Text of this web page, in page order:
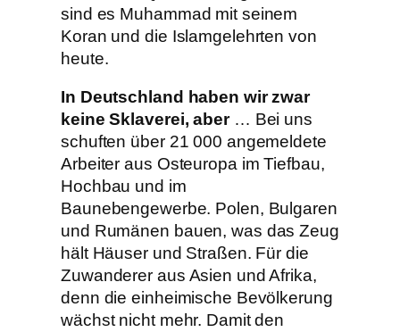
sind es Muhammad mit seinem
Koran und die Islamgelehrten von
heute.
In Deutschland haben wir zwar
keine Sklaverei, aber… Bei uns
schuften über 21 000 angemeldete
Arbeiter aus Osteuropa im Tiefbau,
Hochbau und im
Baunebengewerbe. Polen, Bulgaren
und Rumänen bauen, was das Zeug
hält Häuser und Straßen. Für die
Zuwanderer aus Asien und Afrika,
denn die einheimische Bevölkerung
wächst nicht mehr. Damit den